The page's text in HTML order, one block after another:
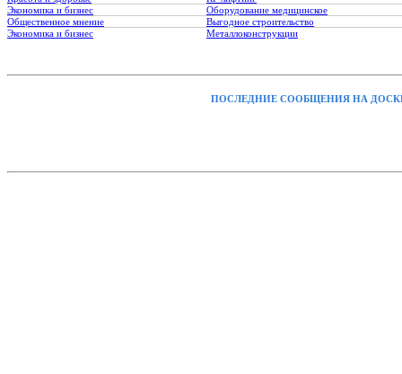
Экономика и бизнес
Оборудование медицинское
Общественное мнение
Выгодное строительство
Экономика и бизнес
Металлоконструкции
ПОСЛЕДНИЕ СООБЩЕНИЯ НА